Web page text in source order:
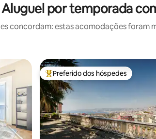
Aluguel por temporada
concordam: estas acomodações foram
Entre os melhores preferidos dos
Preferido dos hóspedes